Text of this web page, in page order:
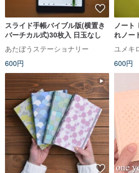
スライド手帳バイブル版(横置き
バーチカル式)30枚入 日玉なし
あたぼうステーショナリー
600円
ノート
れノー
ユメキ
600円